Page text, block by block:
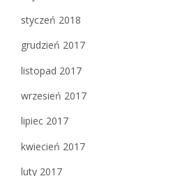
styczeń 2018
grudzień 2017
listopad 2017
wrzesień 2017
lipiec 2017
kwiecień 2017
luty 2017